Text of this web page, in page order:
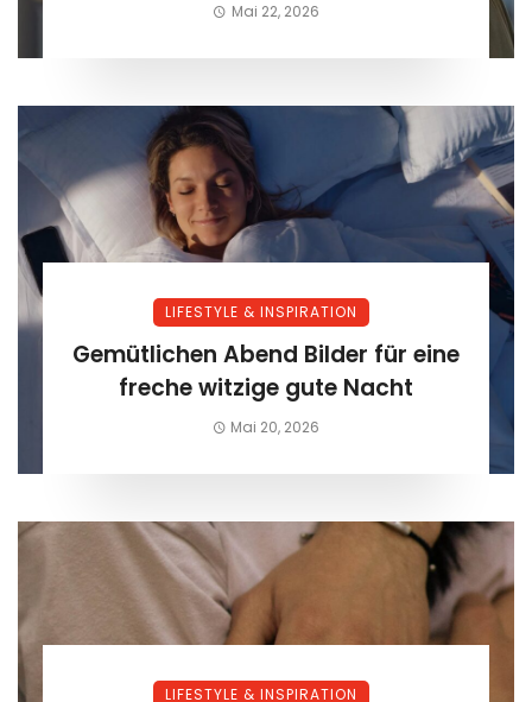
Mai 22, 2026
LIFESTYLE & INSPIRATION
Gemütlichen Abend Bilder für eine
freche witzige gute Nacht
Mai 20, 2026
LIFESTYLE & INSPIRATION